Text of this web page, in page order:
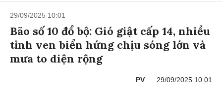
29/09/2025 10:01
Bão số 10 đổ bộ: Gió giật cấp 14, nhiều
tỉnh ven biển hứng chịu sóng lớn và
mưa to diện rộng
PV 29/09/2025 10:01